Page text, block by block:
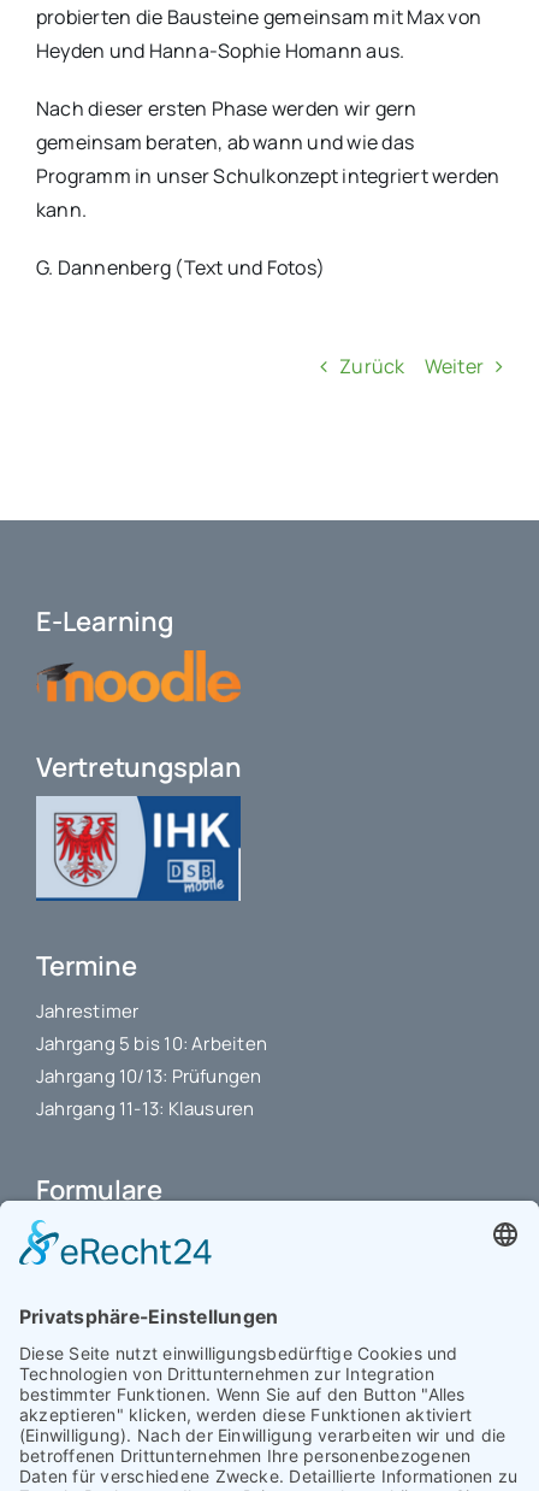
probierten die Bausteine gemeinsam mit Max von
Heyden und Hanna-Sophie Homann aus.
Nach dieser ersten Phase werden wir gern
gemeinsam beraten, ab wann und wie das
Programm in unser Schulkonzept integriert werden
kann.
G. Dannenberg (Text und Fotos)
Zurück Weiter
E-Learning
Vertretungsplan
Termine
Jahrestimer
Jahrgang 5 bis 10: Arbeiten
Jahrgang 10/13: Prüfungen
Jahrgang 11-13: Klausuren
Formulare
Schulbuchkauf Schuljahr 2026-2027
Antrag auf Erstattung von Auslagen
Interner L-S-Beschwerdezettel
Antrag auf Freistellung vom Unterricht
Antrag für selbstständigen Heimweg bei Unwohlsein
(ab Jg. 9)
Antrag 10GL Pausenregelung